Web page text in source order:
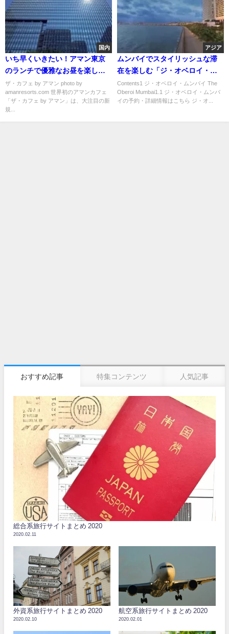
国内
いち早くいきたい！アマン東京
のランチで優雅なお昼を楽しも
う
ザ・カフェ by アマン photo by
amanresorts.com 世界初のアマンカフェ
「ザ・カフェ by アマン」は、大注目の新
規...
アジア
ムンバイでスタイリッシュな滞
在を楽しむ「ジ・オベロイ・ム
ンバイ」
Contents1 ジ・オベロイ・ムンバイ The
Oberoi Mumbai1.1 ジ・オベロイ・ムンバ
イの予約・詳細情報はこちら ジ・オ...
おすすめ記事 特集コンテンツ 人気記事
総合系旅行サイトまとめ 2020
2020.02.11
外資系旅行サイトまとめ 2020
2020.02.10
航空系旅行サイトまとめ 2020
2020.02.01